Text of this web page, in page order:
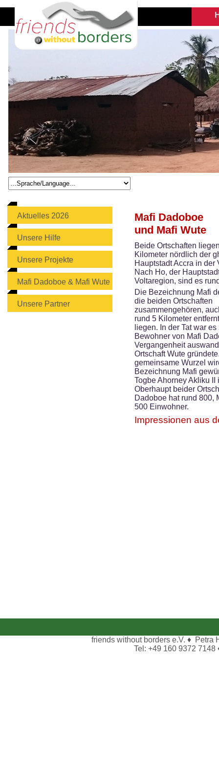
Aktuelles 2026
Unsere Hilfe
Unsere Projekte
Mafi Dadoboe & Mafi Wute
Unsere Partner
Mafi Dadoboe
und Mafi Wute
Beide Ortschaften
Kilometer nördlich der
Hauptstadt Accra in der
Nach Ho, der
Voltaregion, sind es
Die Bezeichnung Mafi
die beiden Ortschaften
zusammengehören,
rund 5 Kilometer
liegen. In der Tat war
Bewohner von Mafi
Vergangenheit
Ortschaft Wute
gemeinsame Wurzel
Bezeichnung Mafi
Togbe Ahorney Akliku II
Oberhaupt beider
Dadoboe hat rund 800,
500 Einwohner.
Impressionen aus
friends without borders e.V. ♦
Tel: +49 160 9372 7148